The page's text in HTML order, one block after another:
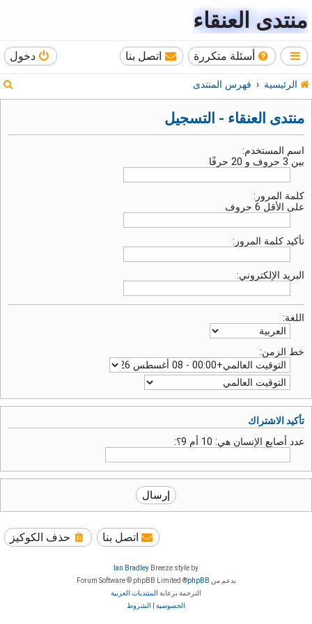
منتدى العنقاء
أسئلة متكررة اتصل بنا دخول
الرئيسية فهرس المنتدى
منتدى العنقاء - التسجيل
اسم المستخدم:
بين 3 حروف و 20 حرفًا
كلمة المرور:
على الأقل 6 حروف
تأكيد كلمة المرور:
البريد الإلكتروني:
اللغة:
خط الزمن:
تأكيد الاشتراك
عدد أصابع الإنسان هي: 10 أم 9؟:
حذف الكوكيز اتصل بنا
Breeze style by
Ian Bradley
بدعم من phpBB
® Forum Software © phpBB Limited
الترجمة برعاية المنتديات العربية
الخصوصية
الشروط